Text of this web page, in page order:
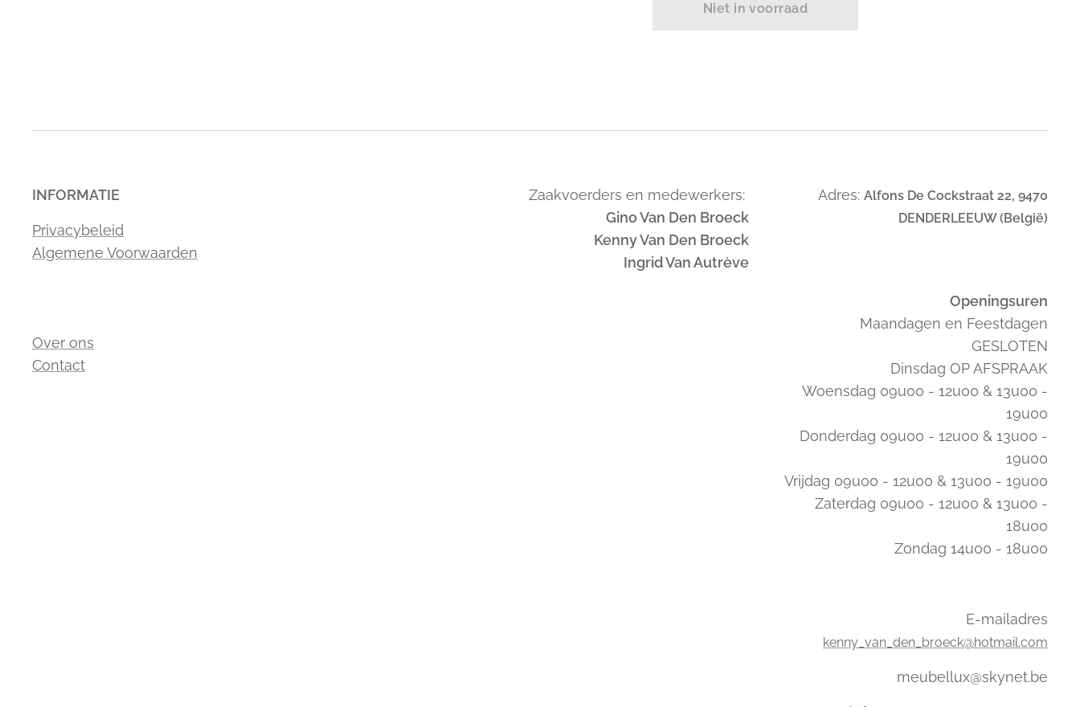
Niet in voorraad
INFORMATIE
Privacybeleid
Algemene Voorwaarden
Over ons
Contact
Zaakvoerders en medewerkers:
Gino Van Den Broeck
Kenny Van Den Broeck
Ingrid Van Autrève
Adres: Alfons De Cockstraat 22, 9470
DENDERLEEUW (België)
Openingsuren
Maandagen en Feestdagen
GESLOTEN
Dinsdag OP AFSPRAAK
Woensdag 09u00 - 12u00 & 13u00 -
19u00
Donderdag 09u00 - 12u00 & 13u00 -
19u00
Vrijdag 09u00 - 12u00 & 13u00 - 19u00
Zaterdag 09u00 - 12u00 & 13u00 -
18u00
Zondag 14u00 - 18u00
E-mailadres
kenny_van_den_broeck@hotmail.com
meubellux@skynet.be